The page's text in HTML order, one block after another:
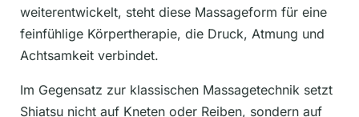
weiterentwickelt, steht diese Massageform für eine
feinfühlige Körpertherapie, die Druck, Atmung und
Achtsamkeit verbindet.
Im Gegensatz zur klassischen Massagetechnik setzt
Shiatsu nicht auf Kneten oder Reiben, sondern auf